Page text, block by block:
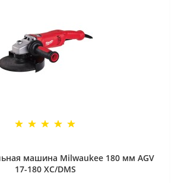
машина Milwaukee 180 мм AGV
17-180 XC/DMS